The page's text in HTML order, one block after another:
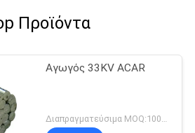
Προϊόντα
Αγωγός 33KV ACAR
Διαπραγματεύσιμα MOQ:1000M